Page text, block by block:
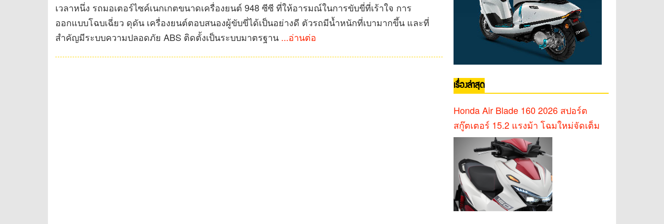
เวลาหนึ่ง รถมอเตอร์ไซค์เนกเกตขนาดเครื่องยนต์ 948 ซีซี ที่ให้อารมณ์ในการขับขี่ที่เร้าใจ การ
ออกแบบโฉบเฉี่ยว ดุดัน เครื่องยนต์ตอบสนองผู้ขับขี่ได้เป็นอย่างดี ตัวรถมีน้ำหนักที่เบามากขึ้น และที่
สำคัญมีระบบความปลอดภัย ABS ติดตั้งเป็นระบบมาตรฐาน ...อ่านต่อ
เรื่องล่าสุด
Honda Air Blade 160 2026 สปอร์ต
สกู๊ตเตอร์ 15.2 แรงม้า โฉมใหม่จัดเต็ม